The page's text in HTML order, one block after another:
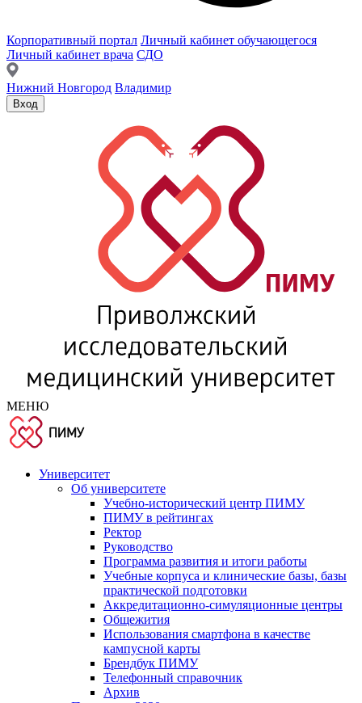
Корпоративный портал Личный кабинет обучающегося
Личный кабинет врача СДО
Нижний Новгород Владимир
Вход
МЕНЮ
Университет
Об университете
Учебно-исторический центр ПИМУ
ПИМУ в рейтингах
Ректор
Руководство
Программа развития и итоги работы
Учебные корпуса и клинические базы, базы
практической подготовки
Аккредитационно-симуляционные центры
Общежития
Использования смартфона в качестве
кампусной карты
Брендбук ПИМУ
Телефонный справочник
Архив